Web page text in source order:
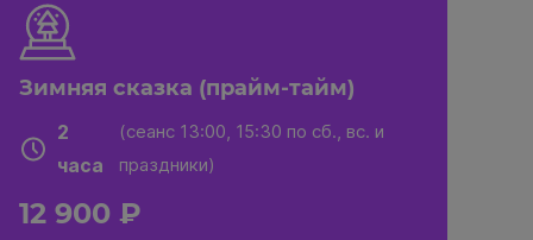
Зимняя сказка (прайм-тайм)
2
часа
(сеанс 13:00, 15:30 по сб., вс. и
праздники)
12 900 ₽